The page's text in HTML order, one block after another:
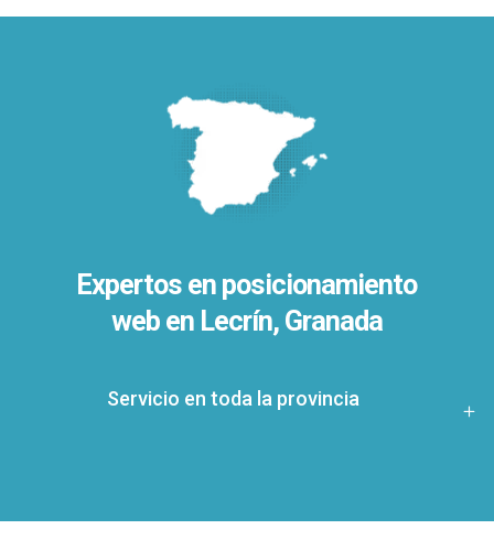
Expertos en posicionamiento
web en Lecrín, Granada
Servicio en toda la provincia